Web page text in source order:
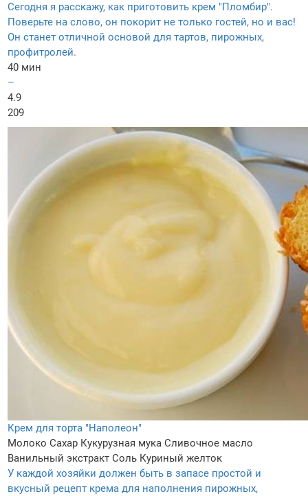
Сегодня я расскажу, как приготовить крем "Пломбир".
Поверьте на слово, он покорит не только гостей, но и вас!
Он станет отличной основой для тартов, пирожных,
профитролей.
40 мин
–
4.9
209
Крем для торта "Наполеон"
Молоко Сахар Кукурузная мука Сливочное масло
Ванильный экстракт Соль Куриный желток
У каждой хозяйки должен быть в запасе простой и
вкусный рецепт крема для наполнения пирожных,